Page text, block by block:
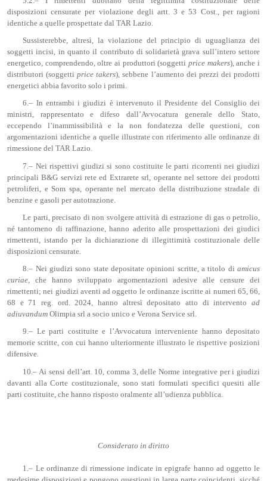
disposizioni censurate per violazione degli artt. 3 e 53 Cost., per ragioni
identiche a quelle prospettate dal TAR Lazio.
Sussisterebbe, altresì, la violazione del principio di uguaglianza dei
soggetti incisi, in quanto il contributo di solidarietà grava sull’intero settore
energetico, comprendendo, oltre ai produttori (soggetti price makers), anche i
distributori (soggettiprice takers), sebbene l’aumento dei prezzi dei prodotti
energetici abbia favorito solo i primi.
6.– In entrambi i giudizi è intervenuto il Presidente del Consiglio dei
ministri, rappresentato e difeso dall’Avvocatura generale dello Stato,
eccependo l’inammissibilità e la non fondatezza delle questioni, con
argomentazioni identiche a quelle illustrate con riferimento alle ordinanze di
rimessione del TAR Lazio.
7.– Nei rispettivi giudizi si sono costituite le parti ricorrenti nei giudizi
principali B&G servizi rete ed Extrarete srl, operante nel settore dei prodotti
petroliferi, e Som spa, operante nel mercato della distribuzione stradale di
benzine e gasoli per autotrazione.
Le parti, precisato di non svolgere attività di estrazione di gas o petrolio,
né tantomeno di raffinazione, hanno aderito alle prospettazioni dei giudici
rimettenti, istando per la dichiarazione di illegittimità costituzionale delle
disposizioni censurate.
8.– Nei giudizi sono state depositate opinioni scritte, a titolo di amicus
curiae, che hanno sviluppato argomentazioni adesive alle censure dei
rimettenti; nei giudizi aventi ad oggetto le ordinanze iscritte ai numeri 65, 66,
68 e 71 reg. ord. 2024, hanno altresì depositato atto di intervento ad
adiuvandum Olimpia srl a socio unico e Verona Service srl.
9.– Le parti costituite e l’Avvocatura interveniente hanno depositato
memorie scritte, con cui hanno ulteriormente illustrato le rispettive posizioni
difensive.
10.– Ai sensi dell’art. 10, comma 3, delle Norme integrative per i giudizi
davanti alla Corte costituzionale, sono stati formulati specifici quesiti alle
parti costituite, che hanno risposto oralmente all’udienza pubblica.
Considerato in diritto
1.– Le ordinanze di rimessione indicate in epigrafe hanno ad oggetto le